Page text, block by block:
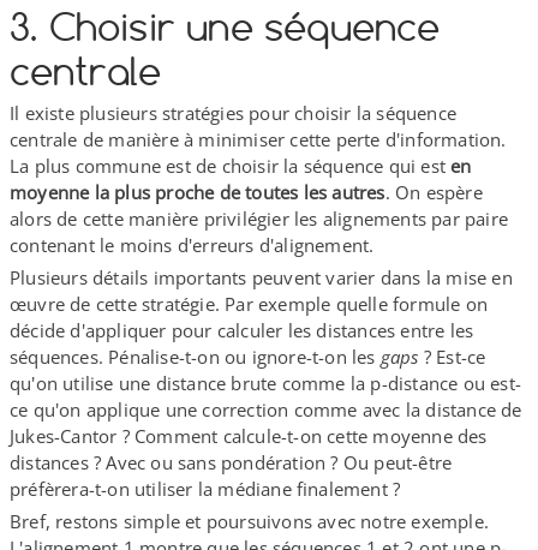
3. Choisir une séquence
centrale
Il existe plusieurs stratégies pour choisir la séquence
centrale de manière à minimiser cette perte d'information.
La plus commune est de choisir la séquence qui esten
moyenne la plus proche de toutes les autres. On espère
alors de cette manière privilégier les alignements par paire
contenant le moins d'erreurs d'alignement.
Plusieurs détails importants peuvent varier dans la mise en
œuvre de cette stratégie. Par exemple quelle formule on
décide d'appliquer pour calculer les distances entre les
séquences. Pénalise-​t-​on ou ignore-​t-​on les gaps ? Est-​ce
qu'on utilise une distance brute comme la p-​distance ou est-​
ce qu'on applique une correction comme avec la distance de
Jukes-​Cantor ? Comment calcule-​t-​on cette moyenne des
distances ? Avec ou sans pondération ? Ou peut-​être
préfèrera-​t-​on utiliser la médiane finalement ?
Bref, restons simple et poursuivons avec notre exemple.